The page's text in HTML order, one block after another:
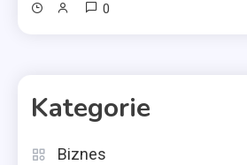
0
Kategorie
Biznes